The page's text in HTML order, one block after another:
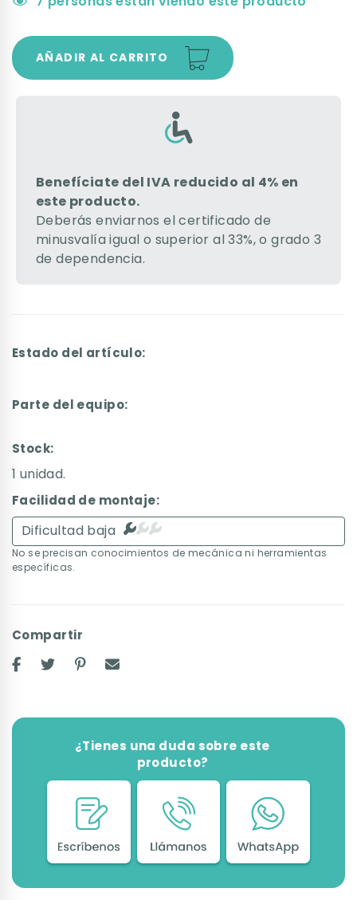
AÑADIR AL CARRITO
Benefíciate del IVA reducido al 4% en
este producto.
Deberás enviarnos el certificado de
minusvalía igual o superior al 33%, o grado 3
de dependencia.
Estado del artículo:
Parte del equipo:
Stock:
1 unidad.
Facilidad de montaje:
Dificultad baja
No se precisan conocimientos de mecánica ni herramientas
específicas.
Compartir
¿Tienes una duda sobre este
producto?